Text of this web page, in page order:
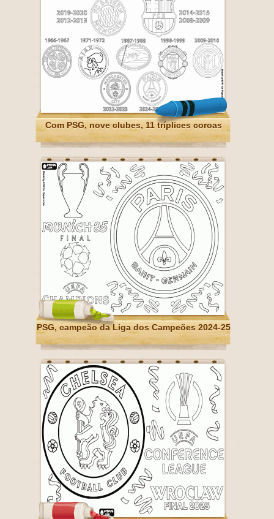
Com PSG, nove clubes, 11 tríplices coroas
PSG, campeão da Liga dos Campeões 2024-25